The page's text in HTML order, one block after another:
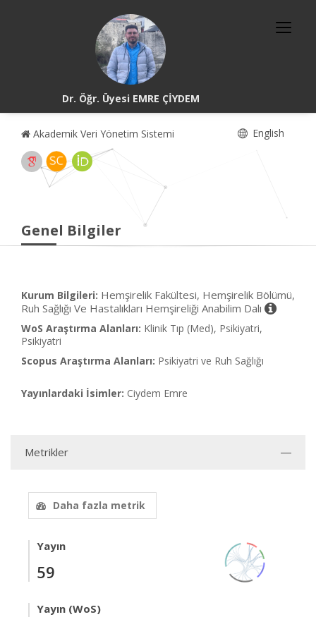
Dr. Öğr. Üyesi EMRE ÇİYDEM
Akademik Veri Yönetim Sistemi English
Genel Bilgiler
Kurum Bilgileri: Hemşirelik Fakültesi, Hemşirelik Bölümü,
Ruh Sağlığı Ve Hastalıkları Hemşireliği Anabilim Dalı
WoS Araştırma Alanları: Klinik Tıp (Med), Psikiyatri,
Psikiyatri
Scopus Araştırma Alanları: Psikiyatri ve Ruh Sağlığı
Yayınlardaki İsimler: Ciydem Emre
Metrikler
Daha fazla metrik
Yayın
59
Yayın (WoS)